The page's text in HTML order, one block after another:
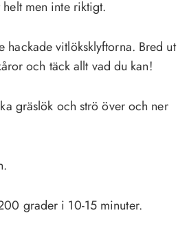
men inte riktigt.
hackade vitlöksklyftorna. Bred ut
och täck allt vad du kan!
gräslök och strö över och ner
grader i 10-15 minuter.